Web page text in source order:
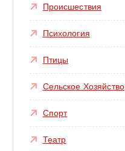
Происшествия
Психология
Птицы
Сельское Хозяйство
Спорт
Театр